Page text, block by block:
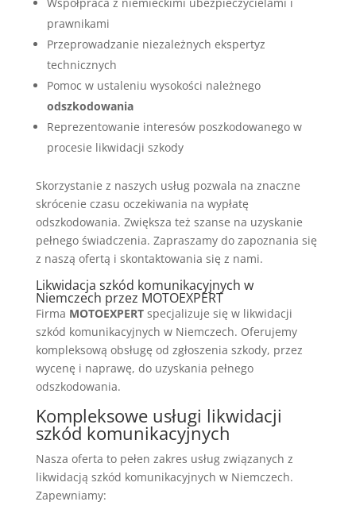
prawnikami
Przeprowadzanie niezależnych ekspertyz
technicznych
Pomoc w ustaleniu wysokości należnego
odszkodowania
Reprezentowanie interesów poszkodowanego w
procesie likwidacji szkody
Skorzystanie z naszych usług pozwala na znaczne
skrócenie czasu oczekiwania na wypłatę
odszkodowania. Zwiększa też szanse na uzyskanie
pełnego świadczenia. Zapraszamy do zapoznania się
z naszą ofertą i skontaktowania się z nami.
Likwidacja szkód komunikacyjnych w
Niemczech przez MOTOEXPERT
Firma MOTOEXPERTspecjalizuje się w likwidacji
szkód komunikacyjnych w Niemczech. Oferujemy
kompleksową obsługę od zgłoszenia szkody, przez
wycenę i naprawę, do uzyskania pełnego
odszkodowania.
Kompleksowe usługi likwidacji
szkód komunikacyjnych
Nasza oferta to pełen zakres usług związanych z
likwidacją szkód komunikacyjnych w Niemczech.
Zapewniamy: